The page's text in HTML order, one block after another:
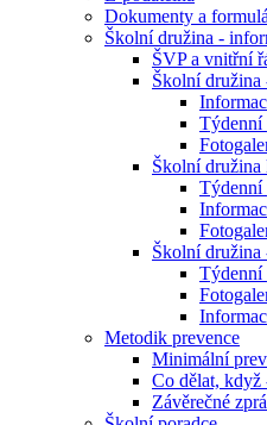
Dokumenty a
Školní družina -
ŠVP a vnitřní
Školní družina
Týdenní
Školní družina
Týdenní
Školní
Týdenní
Metodik prevence
Minimální
Co dělat, když
Závěrečné